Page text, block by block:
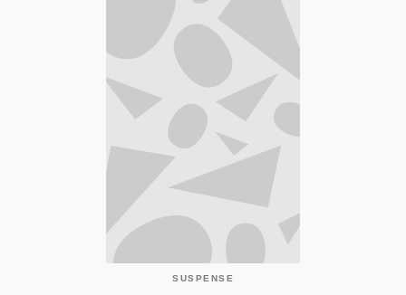
SUSPENSE